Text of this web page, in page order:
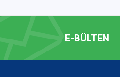
E-BÜLTEN